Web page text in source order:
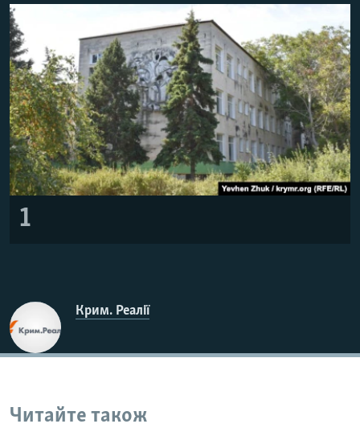
СВІДЧЕННЯ ОКУПАЦІЇ
УКРАЇНСЬКА ПРОБЛЕМА КРИМУ
ІНФОГРАФІКА
Русский
Qırımtatar
ДОЛУЧАЙСЯ!
Усі сайти RFE/RL
1
Крим. Реалії
Читайте також